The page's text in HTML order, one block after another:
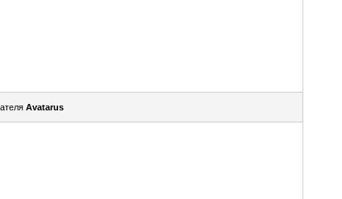
Avatarus